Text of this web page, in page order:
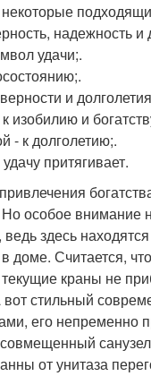
надежность и
удачи;.
и
изобилию и
- к долголетию;.
притягивает.
Но особое внимание
ведь здесь
доме. Считается,
краны не
вот стильный
его непременно
совмещенный
от унитаза